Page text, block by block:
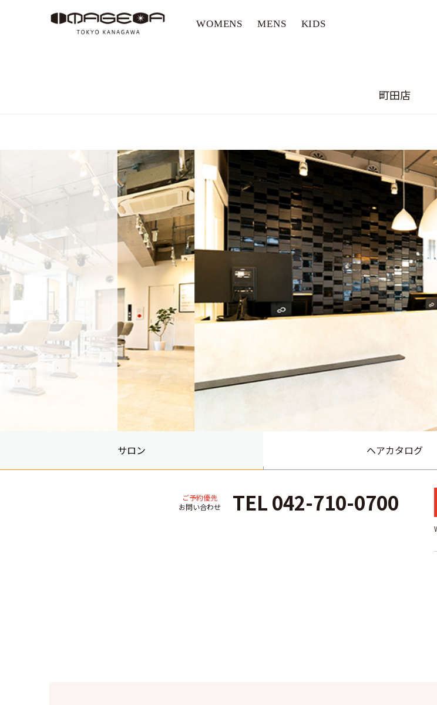
WOMENS MENS KIDS
町田店
サロン ヘアカタログ
ご予約優先
お問い合わせ
TEL042-710-0700